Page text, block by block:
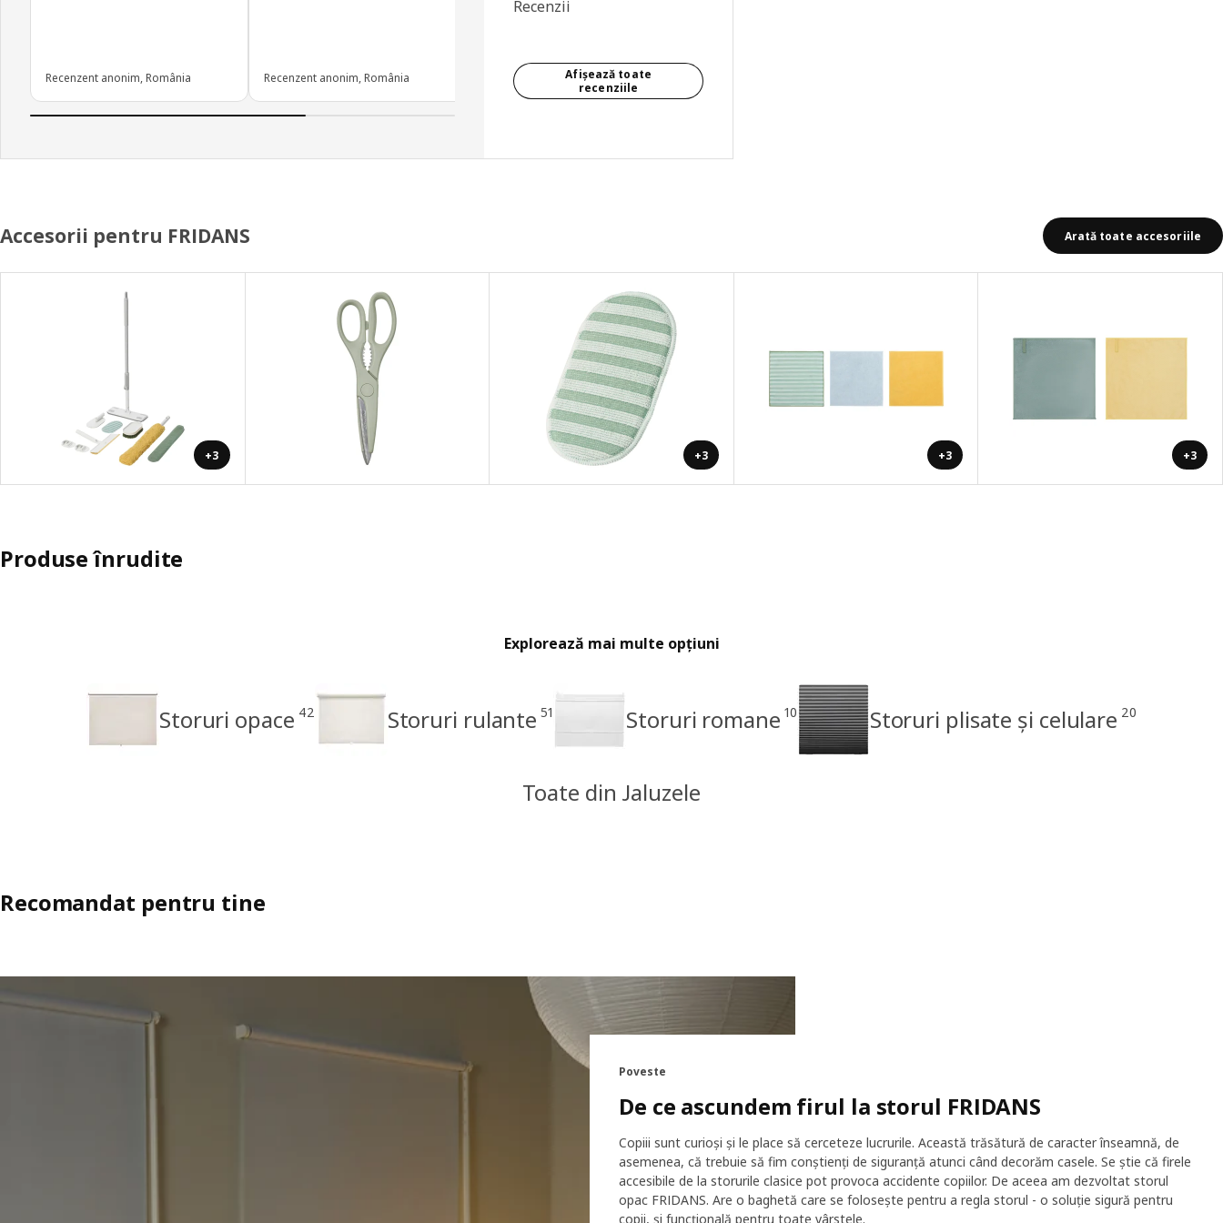
Recenzent anonim, România Recenzent anonim, România
foarte tare mecanismul de
Recenzent anonim, România
Recenzii
Afișează toate
recenziile
Accesorii pentru FRIDANS Arată toate accesoriile
+3 +3 +3 +3
Produse înrudite
Explorează mai multe opțiuni
Storuri opace 42 Storuri rulante 51 Storuri romane 10 Storuri plisate și celulare 20
Toate din Jaluzele
Recomandat pentru tine
Poveste
De ce ascundem firul la storul FRIDANS
Copiii sunt curioși și le place să cerceteze lucrurile. Această trăsătură de caracter înseamnă, de
asemenea, că trebuie să fim conștienți de siguranță atunci când decorăm casele. Se știe că firele
accesibile de la storurile clasice pot provoca accidente copiilor. De aceea am dezvoltat storul
opac FRIDANS. Are o baghetă care se folosește pentru a regla storul - o soluție sigură pentru
copii, și funcțională pentru toate vârstele.